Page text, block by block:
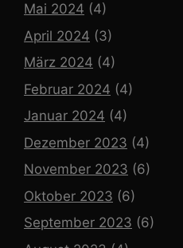
Mai 2024 (4)
April 2024 (3)
März 2024 (4)
Februar 2024 (4)
Januar 2024 (4)
Dezember 2023 (4)
November 2023 (6)
Oktober 2023 (6)
September 2023 (6)